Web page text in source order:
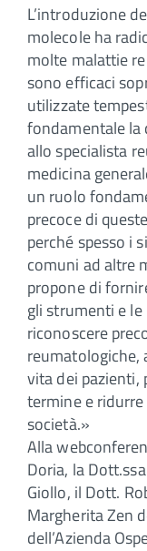
L’introduzione
molecole ha
molte malattie
sono efficaci
utilizzate
fondamentale la
allo specialista
medicina
un ruolo
precoce di
perché spesso i
comuni ad altre
propone di
gli strumenti e
riconoscere
reumatologiche,
vita dei pazienti,
termine e
società.»
Alla
Doria, la
Giollo, il Dott.
Margherita Zen
dell’Azienda